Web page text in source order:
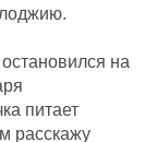
на
питает
расскажу